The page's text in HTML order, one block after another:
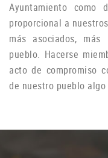
Ayuntamiento como
proporcional a
más asociados, más
pueblo. Hacerse
acto de compromiso
de nuestro pueblo